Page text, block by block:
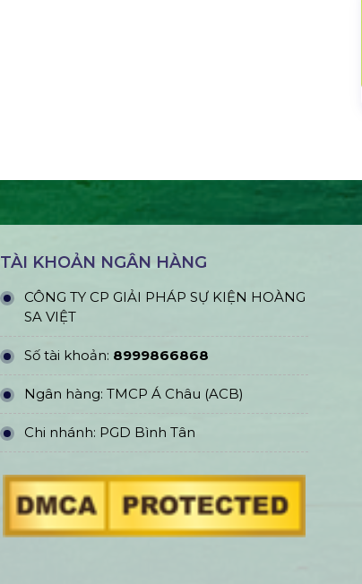
TÀI KHOẢN NGÂN HÀNG
CÔNG TY CP GIẢI PHÁP SỰ KIỆN HOÀNG
SA VIỆT
Số tài khoản: 8999866868
Ngân hàng: TMCP Á Châu (ACB)
Chi nhánh: PGD Bình Tân